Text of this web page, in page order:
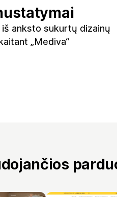
iš anksto sukurtų dizainų
„Mediva“